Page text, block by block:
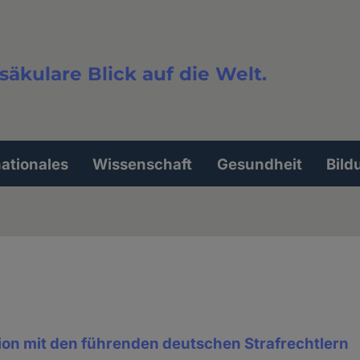
Blick auf die Welt.
Wissenschaft Gesundheit
mit den führenden deutschen Strafrechtlern